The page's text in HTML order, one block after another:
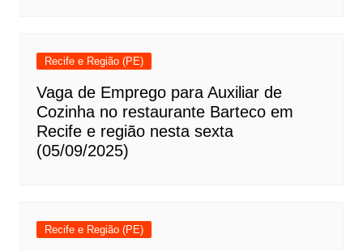
Recife e Região (PE)
Vaga de Emprego para Auxiliar de
Cozinha no restaurante Barteco em
Recife e região nesta sexta
(05/09/2025)
Recife e Região (PE)